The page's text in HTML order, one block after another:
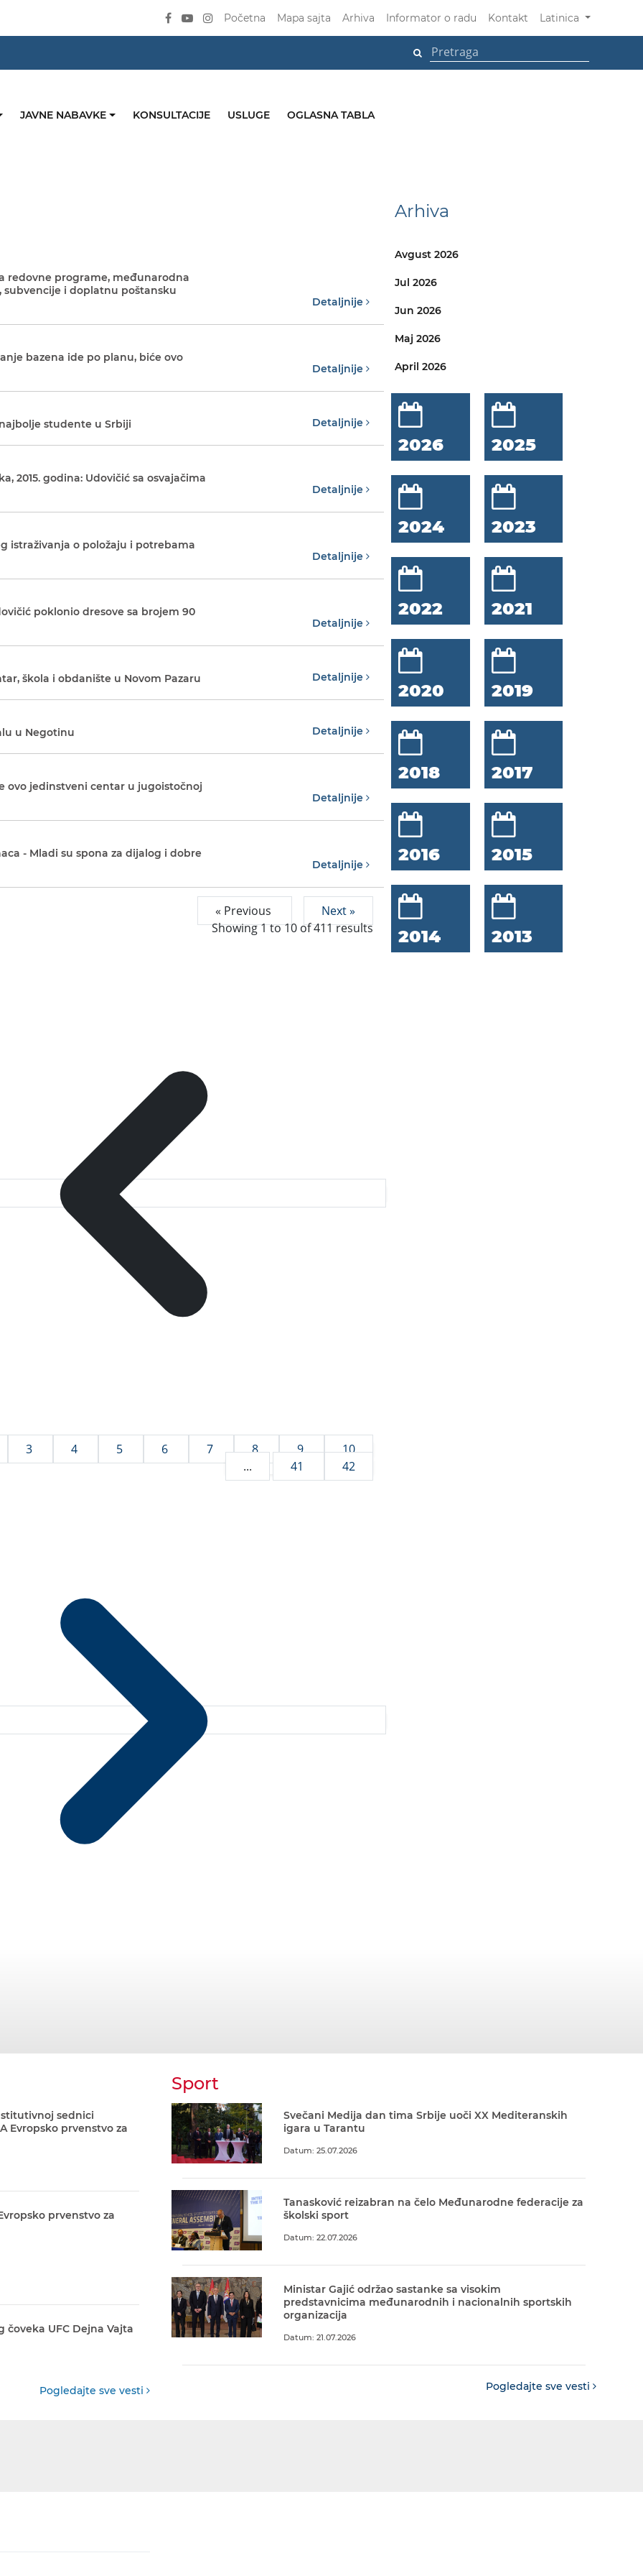
Početna Mapa sajta Arhiva Informator o radu Kontakt Latinica
JAVNE NABAVKE KONSULTACIJE USLUGE OGLASNA TABLA
redovne programe, međunarodna
i doplatnu poštansku
Detaljnije
bazena ide po planu, biće ovo
Detaljnije
studente u Srbiji Detaljnije
2015. godina: Udovičić sa osvajačima
Detaljnije
istraživanja o položaju i potrebama
Detaljnije
poklonio dresove sa brojem 90
Detaljnije
škola i obdanište u Novom Pazaru Detaljnije
u Negotinu Detaljnije
ovo jedinstveni centar u jugoistočnoj
Detaljnije
- Mladi su spona za dijalog i dobre
Detaljnije
« Previous
Next »
Showing1to10 of411results
3 4 5 6 7 8 9
10
...
41 42
Arhiva
Avgust 2026
Jul 2026
Jun 2026
Maj 2026
April 2026
2026 2025
2024 2023
2022 2021
2020 2019
2018 2017
2016 2015
2014 2013
sednici
Evropsko prvenstvo za
prvenstvo za
UFC Dejna Vajta
Pogledajte sve vesti
Sport
Svečani Medija dan tima Srbije uoči XX Mediteranskih
igara u Tarantu
Datum: 25.07.2026
Tanasković reizabran na čelo Međunarodne federacije za
školski sport
Datum: 22.07.2026
Ministar Gajić održao sastanke sa visokim
predstavnicima međunarodnih i nacionalnih sportskih
organizacija
Datum: 21.07.2026
Pogledajte sve vesti